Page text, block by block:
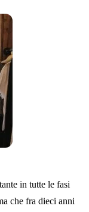
in tutte le fasi
che fra dieci anni